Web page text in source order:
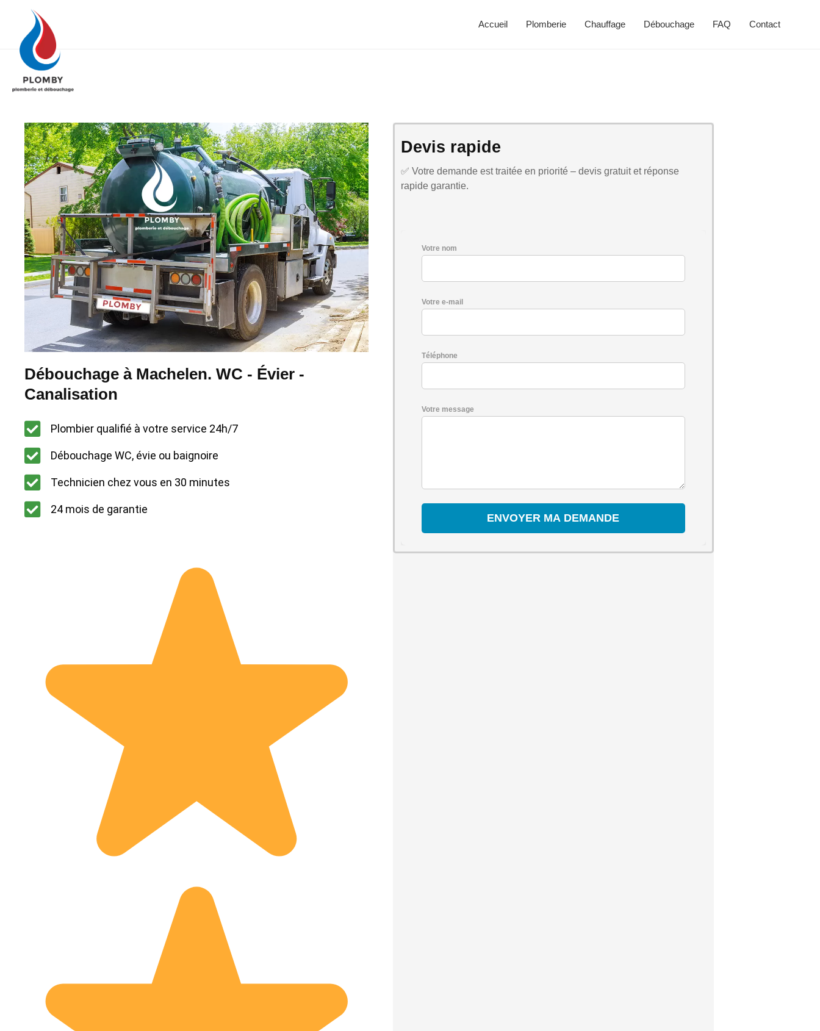
Accueil Plomberie Chauffage Débouchage FAQ Contact
Débouchage à Machelen. WC - Évier -
Canalisation
Plombier qualifié à votre service 24h/7
Débouchage WC, évie ou baignoire
Technicien chez vous en 30 minutes
24 mois de garantie
Devis rapide
✅ Votre demande est traitée en priorité – devis gratuit et réponse
rapide garantie.
Votre nom
Votre e-mail
Téléphone
Votre message